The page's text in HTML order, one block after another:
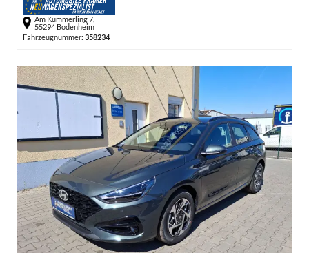
Am Kümmerling 7,
55294 Bodenheim
Fahrzeugnummer: 358234